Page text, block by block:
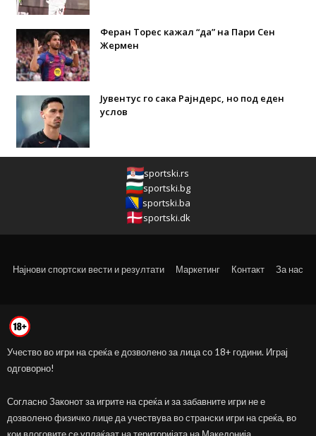
Феран Торес кажал “да” на Пари Сен
Жермен
Јувентус го сака Рајндерс, но под еден
услов
sportski.rs
sportski.bg
sportski.ba
sportski.dk
Најнови спортски вести и резултати Маркетинг Контакт За нас
Учество во игри на среќа е дозволено за лица со 18+ години. Играј
одговорно!
Согласно Законот за игрите на среќа и за забавните игри не е
дозволено физичко лице да учествува во странски игри на среќа, во